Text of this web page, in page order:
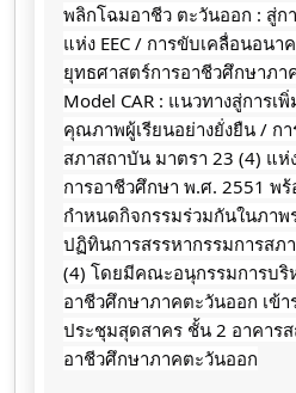
พลิกโฉมอาชีว ตะวันออก : สู่ก
แห่ง EEC / การขับเคลื่อนอนา
ยุทธศาสตร์การอาชีวศึกษาภา
Model CAR : แนวทางสู่การเ
คุณภาพผู้เรียนอย่างยั่งยืน / ก
สภาสถาบัน มาตรา 23 (4) แ
การอาชีวศึกษา พ.ศ. 2551 พ
กำหนดกิจกรรมร่วมกันในภา
ปฏิทินการสรรหากรรมการสภ
(4) โดยมีคณะอนุกรรมการบริ
อาชีวศึกษาภาคตะวันออก เข้
ประชุมสุดสาคร ชั้น 2 อาคาร
อาชีวศึกษาภาคตะวันออก